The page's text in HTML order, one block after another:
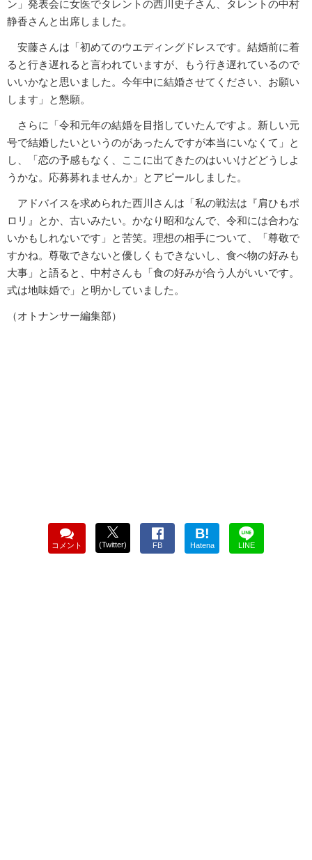
ン」発表会に女医でタレントの西川史子さん、タレントの中村
静香さんと出席しました。
安藤さんは「初めてのウエディングドレスです。結婚前に着
ると行き遅れると言われていますが、もう行き遅れているので
いいかなと思いました。今年中に結婚させてください、お願い
します」と懇願。
さらに「令和元年の結婚を目指していたんですよ。新しい元
号で結婚したいというのがあったんですが本当にいなくて」と
し、「恋の予感もなく、ここに出てきたのはいいけどどうしよ
うかな。応募募れませんか」とアピールしました。
アドバイスを求められた西川さんは「私の戦法は『肩ひもポ
ロリ』とか、古いみたい。かなり昭和なんで、令和には合わな
いかもしれないです」と苦笑。理想の相手について、「尊敬で
すかね。尊敬できないと優しくもできないし、食べ物の好みも
大事」と語ると、中村さんも「食の好みが合う人がいいです。
式は地味婚で」と明かしていました。
（オトナンサー編集部）
コメント (Twitter) FB
B!
Hatena LINE